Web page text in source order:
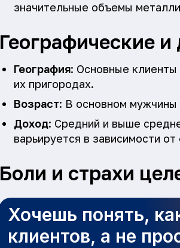
значительные объемы
Географические
География: Основные
их пригородах.
Возраст: В основном мужчины
Доход: Средний и выше
варьируется в зависимости
Боли и страхи
Хочешь понять,
клиентов, а не